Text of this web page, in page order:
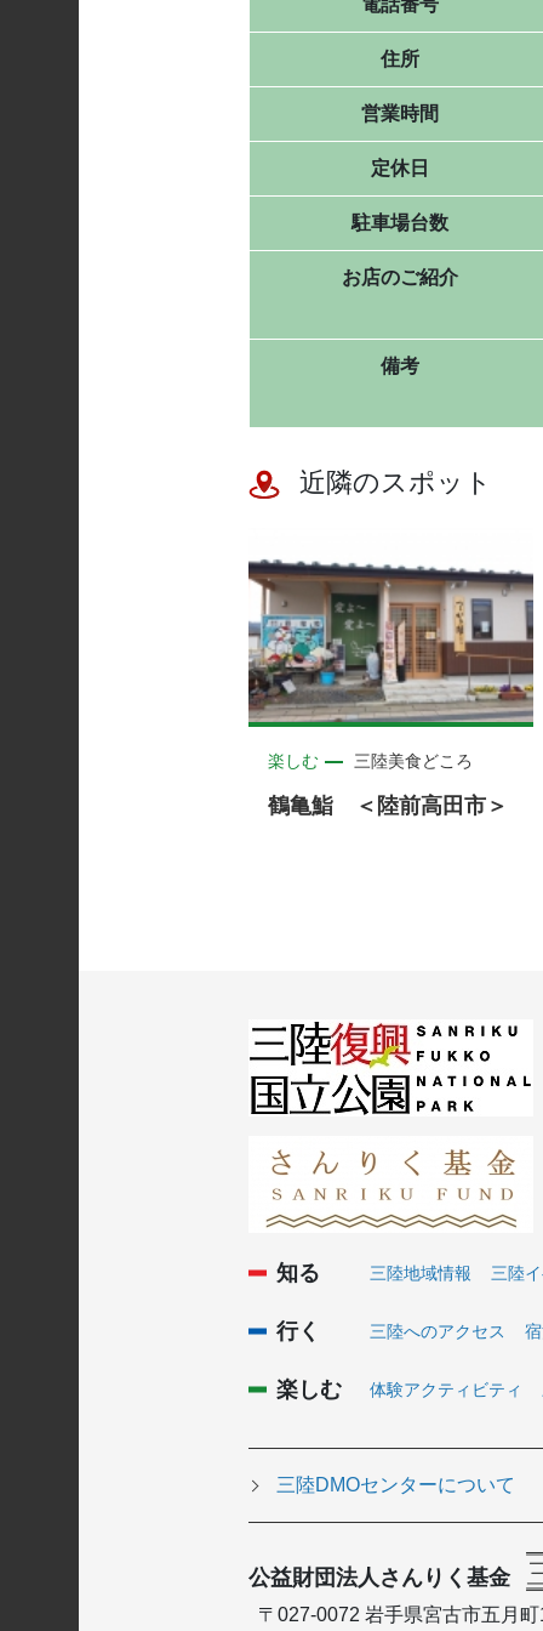
電話番号
住所
営業時間
定休日
駐車場台数
お店のご紹介
備考
近隣のスポット
楽しむ 三陸美食どころ
鶴亀鮨 ＜陸前高田市＞
知る 三陸地域情報 三陸
行く 三陸へのアクセス
楽しむ 体験アクティビティ
三陸DMOセンターについて
公益財団法人さんりく基金
〒027-0072 岩手県宮古市五月町